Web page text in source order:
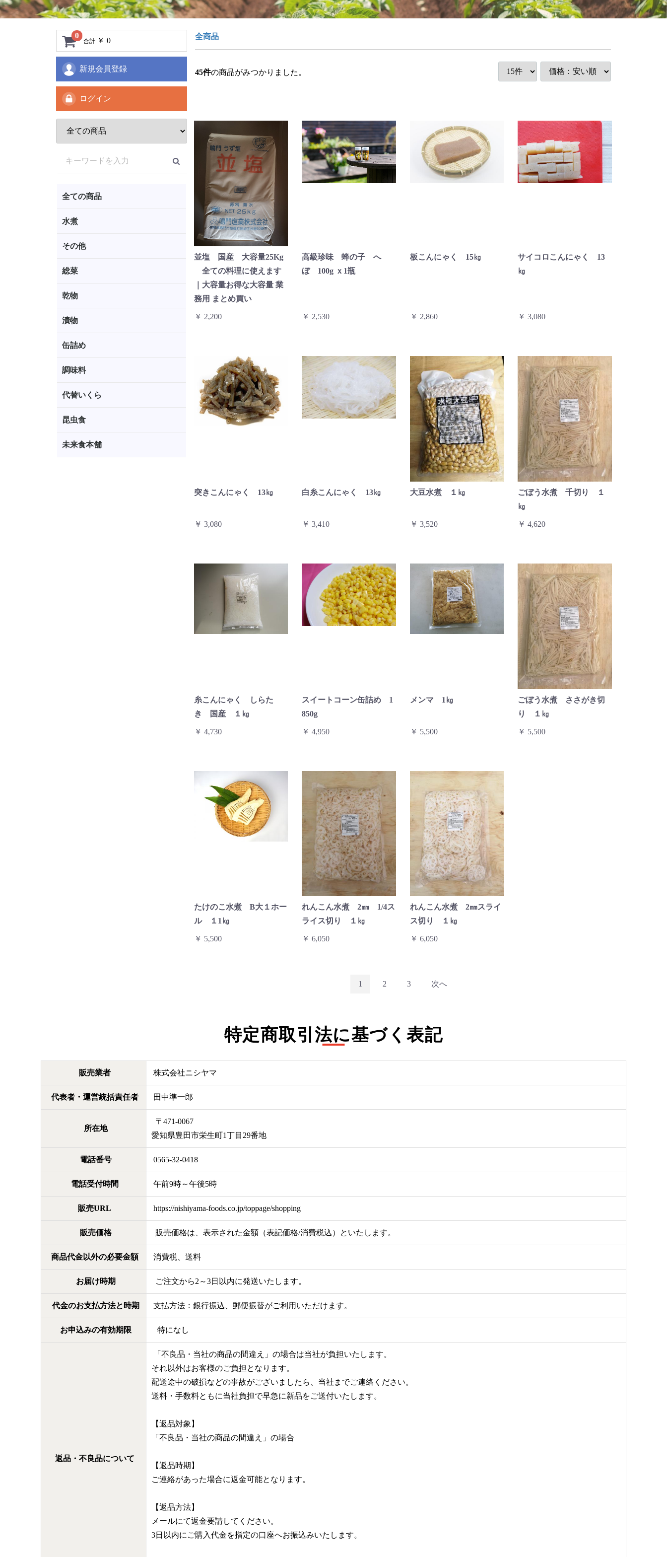
0
合計 ￥ 0
新規会員登録
ログイン
全ての商品
水煮
その他
総菜
乾物
漬物
缶詰め
調味料
代替いくら
昆虫食
未来食本舗
全商品
45件の商品がみつかりました。
並塩 国産 大容量25Kg
全ての料理に使えます
｜大容量お得な大容量 業
務用 まとめ買い
￥ 2,200
高級珍味 蜂の子 へ
ぼ 100g ｘ1瓶
￥ 2,530
板こんにゃく 15㎏
￥ 2,860
サイコロこんにゃく 13
㎏
￥ 3,080
突きこんにゃく 13㎏
￥ 3,080
白糸こんにゃく 13㎏
￥ 3,410
大豆水煮 １㎏
￥ 3,520
ごぼう水煮 千切り １
㎏
￥ 4,620
糸こんにゃく しらた
き 国産 １㎏
￥ 4,730
スイートコーン缶詰め 1
850g
￥ 4,950
メンマ 1㎏
￥ 5,500
ごぼう水煮 ささがき切
り １㎏
￥ 5,500
たけのこ水煮 B大１ホー
ル １1㎏
￥ 5,500
れんこん水煮 2㎜ 1/4ス
ライス切り １㎏
￥ 6,050
れんこん水煮 2㎜スライ
ス切り １㎏
￥ 6,050
1 2 3 次へ
特定商取引法に基づく表記
販売業者 株式会社ニシヤマ
代表者・運営統括責任者 田中準一郎
所在地
〒471-0067
愛知県豊田市栄生町1丁目29番地
電話番号 0565-32-0418
電話受付時間 午前9時～午後5時
販売URL https://nishiyama-foods.co.jp/toppage/shopping
販売価格 販売価格は、表示された金額（表記価格/消費税込）といたします。
商品代金以外の必要金額 消費税、送料
お届け時期 ご注文から2～3日以内に発送いたします。
代金のお支払方法と時期 支払方法：銀行振込、郵便振替がご利用いただけます。
お申込みの有効期限 特になし
返品・不良品について
「不良品・当社の商品の間違え」の場合は当社が負担いたします。
それ以外はお客様のご負担となります。
配送途中の破損などの事故がございましたら、当社までご連絡ください。
送料・手数料ともに当社負担で早急に新品をご送付いたします。
【返品対象】
「不良品・当社の商品の間違え」の場合
【返品時期】
ご連絡があった場合に返金可能となります。
【返品方法】
メールにて返金要請してください。
3日以内にご購入代金を指定の口座へお振込みいたします。